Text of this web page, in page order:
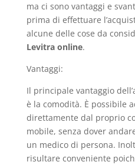
ma ci sono vantaggi e
prima di effettuare
alcune delle cose da
Levitra online.
Vantaggi:
Il principale vantaggio
è la comodità. È possibile
direttamente dal proprio
mobile, senza dover
un medico di persona.
risultare conveniente